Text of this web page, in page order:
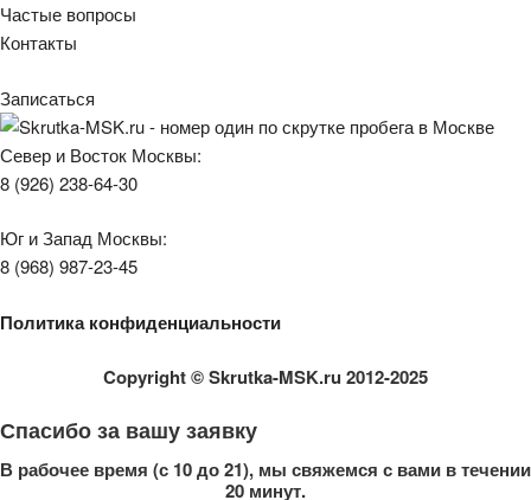
Частые вопросы
Контакты
Записаться
Север и Восток Москвы:
8 (926) 238-64-30
Юг и Запад Москвы:
8 (968) 987-23-45
Политика конфиденциальности
Copyright© Skrutka-MSK.ru 2012-2025
Спасибо за вашу заявку
В рабочее время (с 10 до 21), мы свяжемся с вами в течении
20 минут.